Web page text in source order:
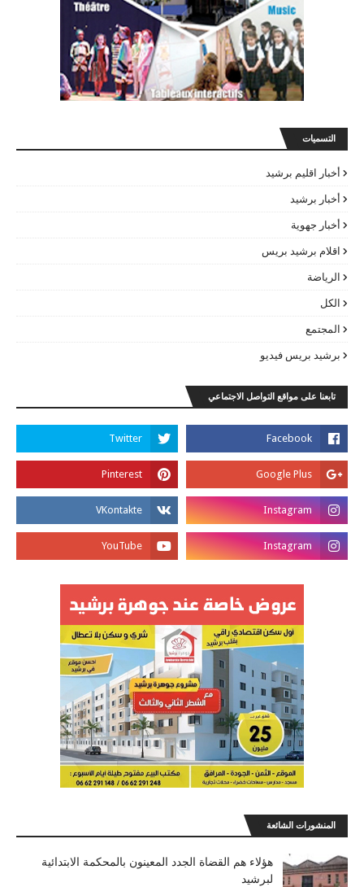
التسميات
أخبار اقليم برشيد
أخبار برشيد
أخبار جهوية
اقلام برشيد بريس
الرياضة
الكل
المجتمع
برشيد بريس فيديو
تابعنا على مواقع التواصل الاجتماعي
المنشورات الشائعة
هؤلاء هم القضاة الجدد المعينون بالمحكمة الابتدائية
لبرشيد